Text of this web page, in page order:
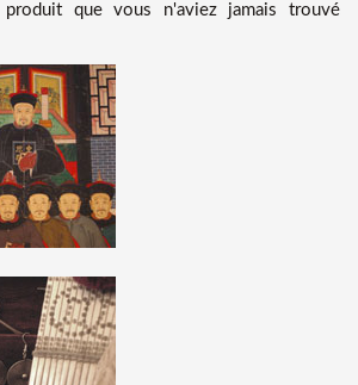
que vous n'aviez jamais trouvé